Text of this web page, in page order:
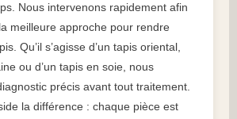
Nous intervenons rapidement afin
meilleure approche pour rendre
Qu’il s’agisse d’un tapis oriental,
ou d’un tapis en soie, nous
précis avant tout traitement.
la différence : chaque pièce est